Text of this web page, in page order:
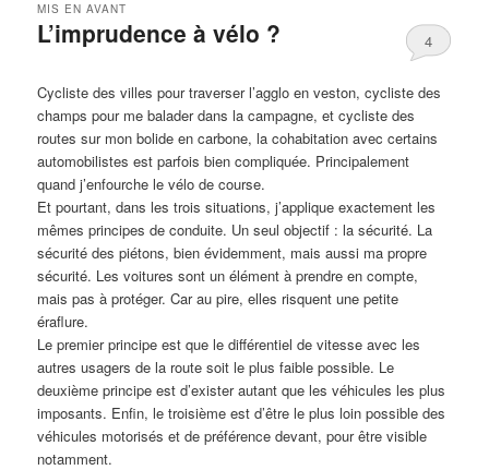
L’imprudence à vélo ?
MIS EN AVANT
4
Cycliste des villes pour traverser l’agglo en veston, cycliste des
champs pour me balader dans la campagne, et cycliste des
routes sur mon bolide en carbone, la cohabitation avec certains
automobilistes est parfois bien compliquée. Principalement
quand j’enfourche le vélo de course.
Et pourtant, dans les trois situations, j’applique exactement les
mêmes principes de conduite. Un seul objectif : la sécurité. La
sécurité des piétons, bien évidemment, mais aussi ma propre
sécurité. Les voitures sont un élément à prendre en compte,
mais pas à protéger. Car au pire, elles risquent une petite
éraflure.
Le premier principe est que le différentiel de vitesse avec les
autres usagers de la route soit le plus faible possible. Le
deuxième principe est d’exister autant que les véhicules les plus
imposants. Enfin, le troisième est d’être le plus loin possible des
véhicules motorisés et de préférence devant, pour être visible
notamment.